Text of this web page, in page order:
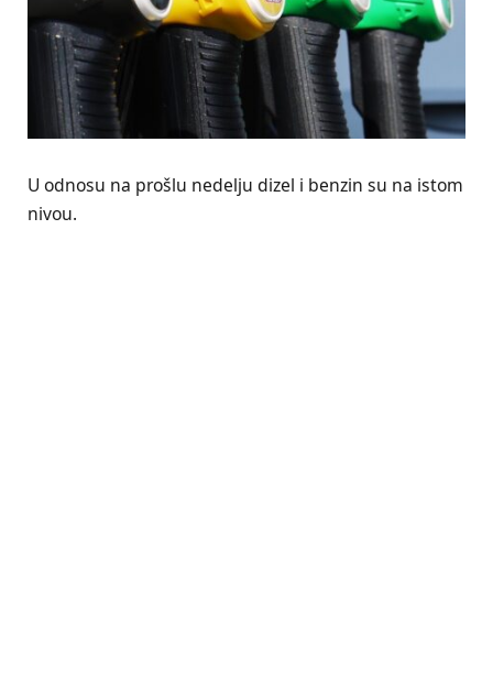
U odnosu na prošlu nedelju dizel i benzin su na istom
nivou.